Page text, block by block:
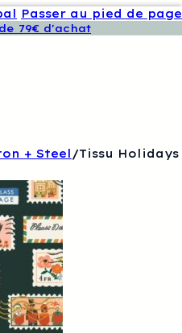
Passer au pied de page
79€ d'achat
+ Steel /Tissu